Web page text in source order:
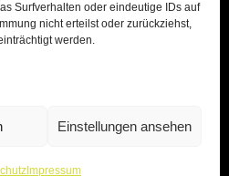
Surfverhalten oder eindeutige IDs auf
nicht erteilst oder zurückziehst,
werden.
Einstellungen ansehen
Impressum